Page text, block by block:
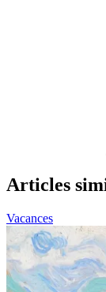
Articles
Vacances